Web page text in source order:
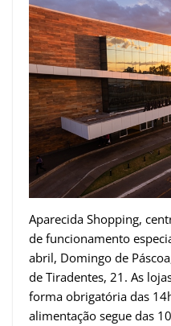
Aparecida Shopping,
de funcionamento
abril, Domingo de
de Tiradentes, 21. As
forma obrigatória das
alimentação segue das